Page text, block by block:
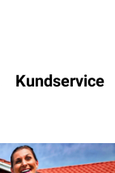
Kundservice